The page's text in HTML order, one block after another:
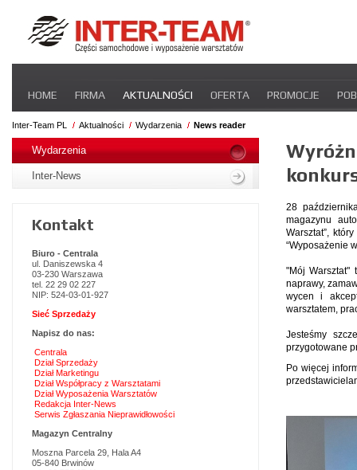
nawigacje
HOME FIRMA AKTUALNOŚCI OFERTA PROMOCJE
STREFA DLA PRZEWOŹNIKA CERTYFIKATY
Inter-Team PL Aktualności Wydarzenia News reader
28
magazynu
Warsztat”,
“Wyposażenie
"Mój Warsztat"
naprawy,
wycen i
warsztatem,
Jesteśmy
przygotowane
Po więcej
Pomiń
nawigacje
Wydarzenia
Inter-News
Kontakt
Biuro - Centrala
ul. Daniszewska 4
03-230 Warszawa
tel. 22 29 02 227
NIP: 524-03-01-927
Sieć Sprzedaży
Napisz do nas:
Centrala
Dział Sprzedaży
Dział Marketingu
Dział Współpracy z Warsztatami
Dział Wyposażenia Warsztatów
Redakcja Inter-News
Serwis Zgłaszania Nieprawidłowości
Magazyn Centralny
Moszna Parcela 29, Hala A4
05-840 Brwinów